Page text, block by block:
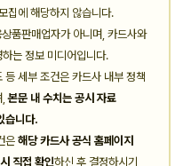
집에 해당하지 않습니다.
상품판매업자가 아니며, 카드사와
는 정보 미디어입니다.
등 세부 조건은 카드사 내부 정책
,본문 내 수치는 공시 자료
습니다.
은 해당 카드사 공식 홈페이지
직접 확인하신 후 결정하시기